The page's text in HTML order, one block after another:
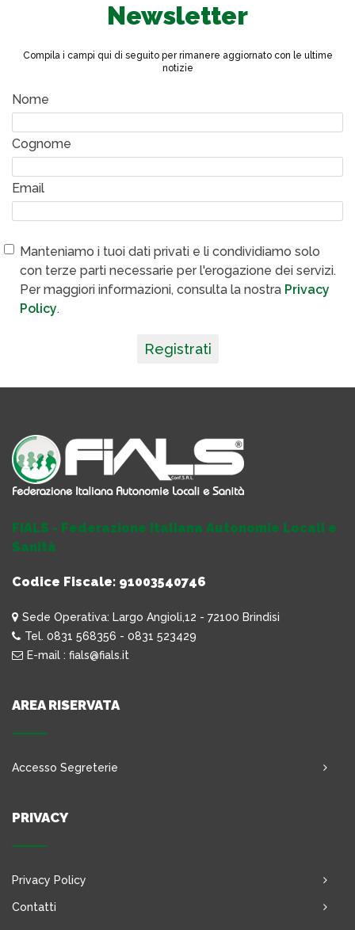
Newsletter
Compila i campi qui di seguito per rimanere aggiornato con le ultime
notizie
Nome
Cognome
Email
Manteniamo i tuoi dati privati e li condividiamo solo
con terze parti necessarie per l'erogazione dei servizi.
Per maggiori informazioni, consulta la nostra Privacy
Policy.
Registrati
FIALS - Federazione Italiana Autonomie Locali e
Sanità
Codice Fiscale: 91003540746
Sede Operativa: Largo Angioli,12 - 72100 Brindisi
Tel. 0831 568356 - 0831 523429
E-mail : fials@fials.it
AREA RISERVATA
Accesso Segreterie
PRIVACY
Privacy Policy
Contatti